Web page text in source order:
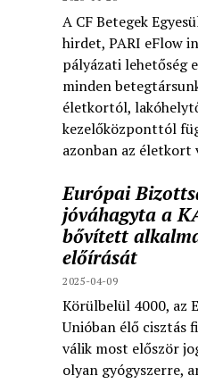
A CF Betegek
hirdet, PARI eFlow
pályázati lehetőség
minden
életkortól,
kezelőközponttól
azonban az életkort
Európai
jóváhagyta a
bővített
előírását
2025-04-09
Körülbelül 4000, az
Unióban élő cisztás
válik most először
olyan gyógyszerre,